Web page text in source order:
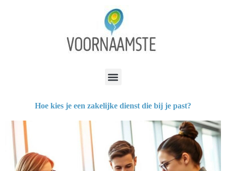
Hoe kies je een zakelijke dienst die bij je past?